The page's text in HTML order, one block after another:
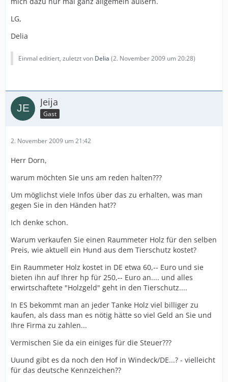
LG,
Delia
Einmal editiert, zuletzt von Delia (2. November 2009 um 20:28)
Jeija
Gast
2. November 2009 um 21:42
Herr Dorn,
warum möchten Sie uns am reden halten???
Um möglichst viele Infos über das zu erhalten, was man
gegen Sie in den Händen hat??
Ich denke schon.
Warum verkaufen Sie einen Raummeter Holz für den selben
Preis, wie aktuell ein Hund aus dem Tierschutz kostet?
Ein Raummeter Holz kostet in DE etwa 60,-- Euro und sie
bieten ihn auf Ihrer hp für 250,-- Euro an.... und alles
erwirtschaftete "Holzgeld" geht in den Tierschutz....
In ES bekommt man an jeder Tanke Holz viel billiger zu
kaufen, als dass man es nötig hätte so viel Geld an Sie und
Ihre Firma zu zahlen...
Vermischen Sie da ein einiges für die Steuer???
Uuund gibt es da noch den Hof in Windeck/DE...? - vielleicht
für das deutsche Kennzeichen??